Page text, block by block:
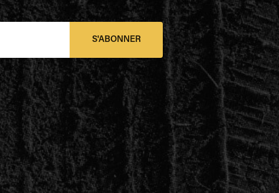
S'ABONNER